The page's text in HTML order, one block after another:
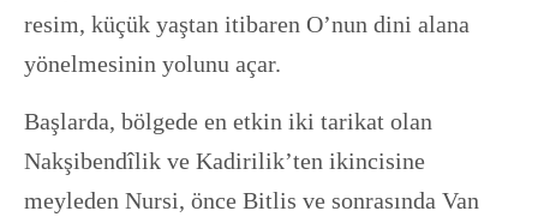
resim, küçük yaştan itibaren O’nun dini alana
yönelmesinin yolunu açar.
Başlarda, bölgede en etkin iki tarikat olan
Nakşibendîlik ve Kadirilik’ten ikincisine
meyleden Nursi, önce Bitlis ve sonrasında Van